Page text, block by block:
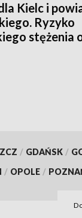
Kielc i
Ryzyko
stężenia
/ GDAŃSK /
/ OPOLE /